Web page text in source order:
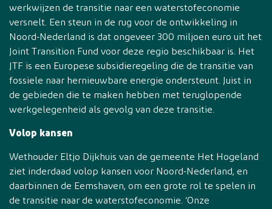
werkwijzen de transitie naar een waterstofeconomie
versnelt. Een steun in de rug voor de ontwikkeling in
Noord-Nederland is dat ongeveer 300 miljoen euro uit het
Joint Transition Fund voor deze regio beschikbaar is. Het
JTF is een Europese subsidieregeling die de transitie van
fossiele naar hernieuwbare energie ondersteunt. Juist in
de gebieden die te maken hebben met teruglopende
werkgelegenheid als gevolg van deze transitie.
Volop kansen
Wethouder Eltjo Dijkhuis van de gemeente Het Hogeland
ziet inderdaad volop kansen voor Noord-Nederland, en
daarbinnen de Eemshaven, om een grote rol te spelen in
de transitie naar de waterstofeconomie. ‘Onze